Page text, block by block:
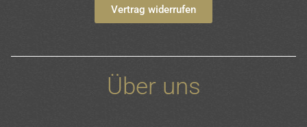
Vertrag widerrufen
Über uns